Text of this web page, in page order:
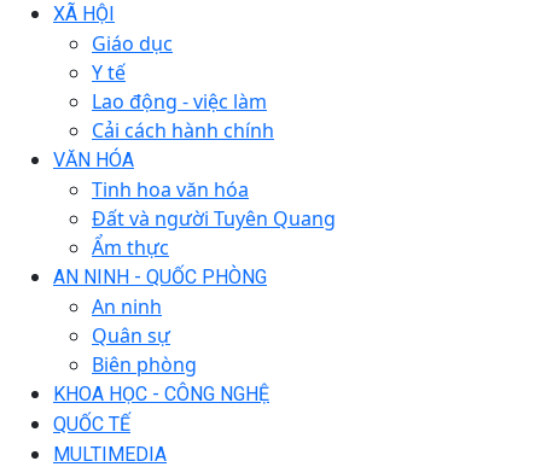
XÃ HỘI
Giáo dục
Y tế
Lao động - việc làm
Cải cách hành chính
VĂN HÓA
Tinh hoa văn hóa
Đất và người Tuyên Quang
Ẩm thực
AN NINH - QUỐC PHÒNG
An ninh
Quân sự
Biên phòng
KHOA HỌC - CÔNG NGHỆ
QUỐC TẾ
MULTIMEDIA